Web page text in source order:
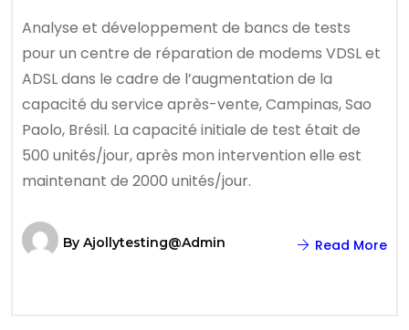
Analyse et développement de bancs de tests
pour un centre de réparation de modems VDSL et
ADSL dans le cadre de l’augmentation de la
capacité du service après-vente, Campinas, Sao
Paolo, Brésil. La capacité initiale de test était de
500 unités/jour, après mon intervention elle est
maintenant de 2000 unités/jour.
By Ajollytesting@admin Read More